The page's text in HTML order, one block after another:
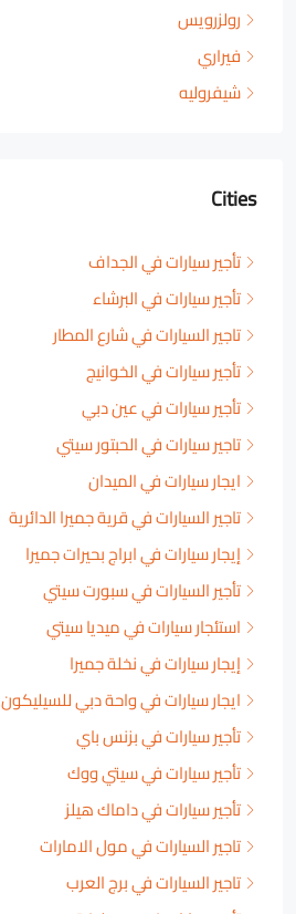
رولزرويس
فيراري
شيفروليه
Cities
تأجير سيارات في الجداف
تأجير سيارات في البرشاء
تاجير السيارات في شارع المطار
تأجير سيارات في الخوانيج
تأجير سيارات في عين دبي
تاجير سيارات في الحبتور سيتي
ايجار سيارات في الميدان
تاجير السيارات في قرية جميرا الدائرية
إيجار سيارات في ابراج بحيرات جميرا
تأجير السيارات في سبورت سيتي
استئجار سيارات في ميديا سيتي
إيجار سيارات في نخلة جميرا
ايجار سيارات في واحة دبي للسيليكون
تأجير سيارات في بزنس باي
تأجير سيارات في سيتي ووك
تأجير سيارات في داماك هيلز
تاجير السيارات في مول الامارات
تاجير السيارات في برج العرب